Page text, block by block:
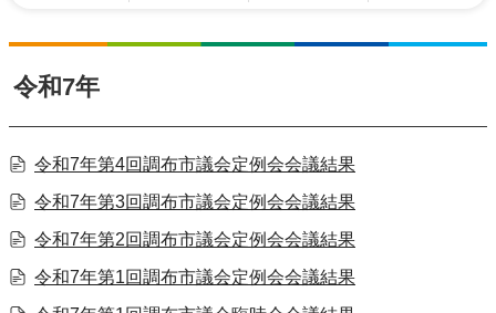
令和7年
令和7年第4回調布市議会定例会会議結果
令和7年第3回調布市議会定例会会議結果
令和7年第2回調布市議会定例会会議結果
令和7年第1回調布市議会定例会会議結果